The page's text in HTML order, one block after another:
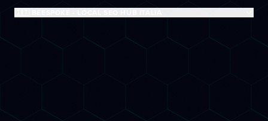
🇮🇹 BEESPOKE - LOCAL SEO HUB ITALIA